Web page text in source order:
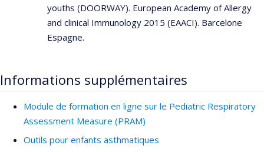
youths (DOORWAY). European Academy of Allergy
and clinical Immunology 2015 (EAACI). Barcelone
Espagne.
Informations supplémentaires
Module de formation en ligne sur le Pediatric Respiratory
Assessment Measure (PRAM)
Outils pour enfants asthmatiques